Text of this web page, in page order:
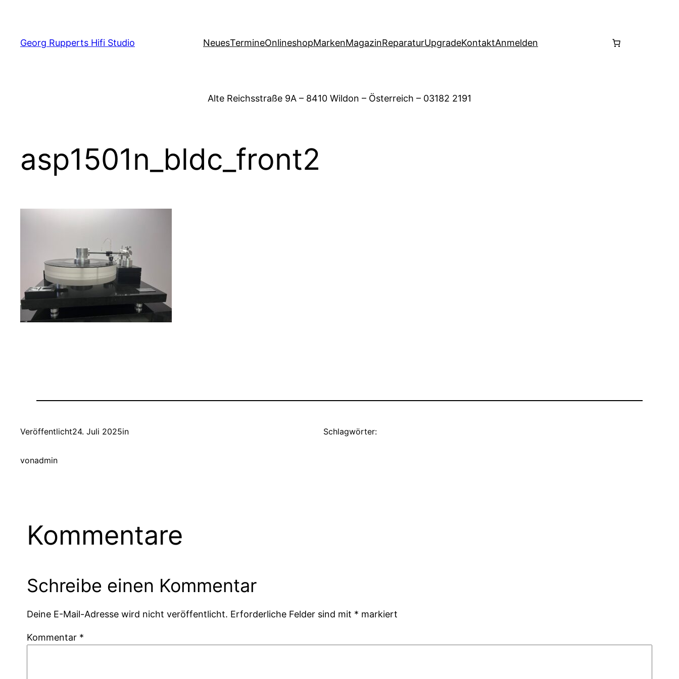
springen
Georg Rupperts Hifi Studio NeuesTermineOnlineshopMarkenMagazinReparaturUpgradeKontaktAnmelden
Alte Reichsstraße 9A – 8410 Wildon – Österreich – 03182 2191
asp1501n_bldc_front2
Veröffentlicht24. Juli 2025in
vonadmin
Schlagwörter:
Kommentare
Schreibe einen Kommentar
Deine E-Mail-Adresse wird nicht veröffentlicht. Erforderliche Felder sind mit * markiert
Kommentar *